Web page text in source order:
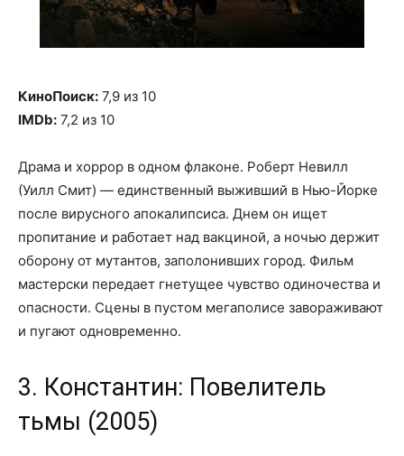
КиноПоиск: 7,9 из 10
IMDb: 7,2 из 10
Драма и хоррор в одном флаконе. Роберт Невилл
(Уилл Смит) — единственный выживший в Нью-Йорке
после вирусного апокалипсиса. Днем он ищет
пропитание и работает над вакциной, а ночью держит
оборону от мутантов, заполонивших город. Фильм
мастерски передает гнетущее чувство одиночества и
опасности. Сцены в пустом мегаполисе завораживают
и пугают одновременно.
3. Константин: Повелитель
тьмы (2005)